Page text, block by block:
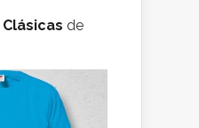
Clásicas de